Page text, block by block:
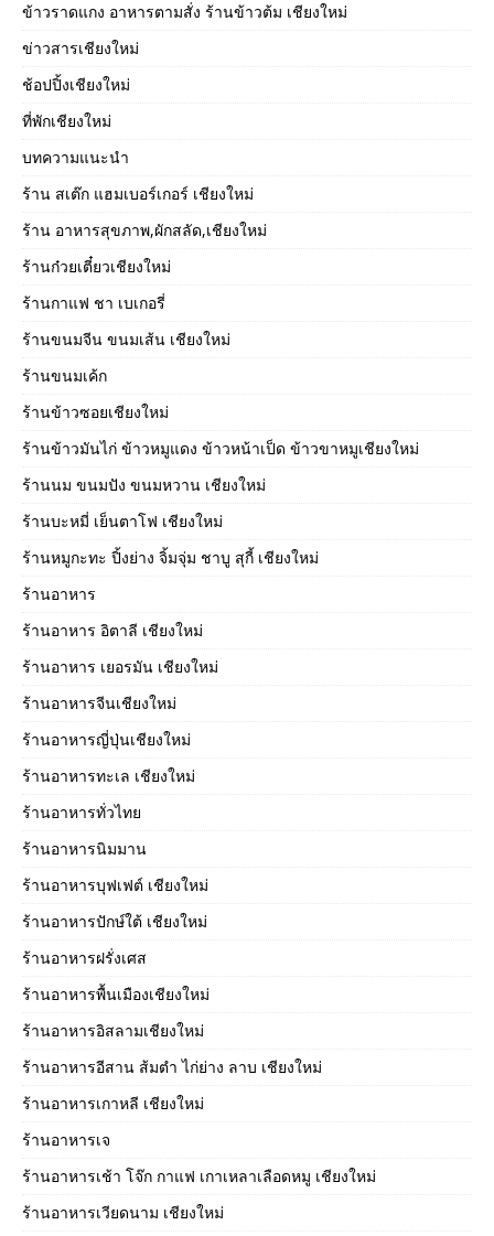
ข้าวราดแกง อาหารตามสั่ง ร้านข้าวต้ม เชียงใหม่
ข่าวสารเชียงใหม่
ช้อปปิ้งเชียงใหม่
ที่พักเชียงใหม่
บทความแนะนำ
ร้าน สเต๊ก แฮมเบอร์เกอร์ เชียงใหม่
ร้าน อาหารสุขภาพ,ผักสลัด,เชียงใหม่
ร้านก๋วยเตี๋ยวเชียงใหม่
ร้านกาแฟ ชา เบเกอรี่
ร้านขนมจีน ขนมเส้น เชียงใหม่
ร้านขนมเค้ก
ร้านข้าวซอยเชียงใหม่
ร้านข้าวมันไก่ ข้าวหมูแดง ข้าวหน้าเป็ด ข้าวขาหมูเชียงใหม่
ร้านนม ขนมปัง ขนมหวาน เชียงใหม่
ร้านบะหมี่ เย็นตาโฟ เชียงใหม่
ร้านหมูกะทะ ปิ้งย่าง จิ้มจุ่ม ชาบู สุกี้ เชียงใหม่
ร้านอาหาร
ร้านอาหาร อิตาลี เชียงใหม่
ร้านอาหาร เยอรมัน เชียงใหม่
ร้านอาหารจีนเชียงใหม่
ร้านอาหารญี่ปุ่นเชียงใหม่
ร้านอาหารทะเล เชียงใหม่
ร้านอาหารทั่วไทย
ร้านอาหารนิมมาน
ร้านอาหารบุฟเฟต์ เชียงใหม่
ร้านอาหารปักษ์ใต้ เชียงใหม่
ร้านอาหารฝรั่งเศส
ร้านอาหารพื้นเมืองเชียงใหม่
ร้านอาหารอิสลามเชียงใหม่
ร้านอาหารอีสาน ส้มตำ ไก่ย่าง ลาบ เชียงใหม่
ร้านอาหารเกาหลี เชียงใหม่
ร้านอาหารเจ
ร้านอาหารเช้า โจ๊ก กาแฟ เกาเหลาเลือดหมู เชียงใหม่
ร้านอาหารเวียดนาม เชียงใหม่